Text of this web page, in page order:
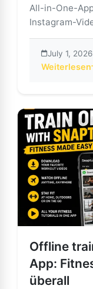
All-in-One-
Instagram-
July 1, 2026
Weiterlesen
about
Offline
App:
überall